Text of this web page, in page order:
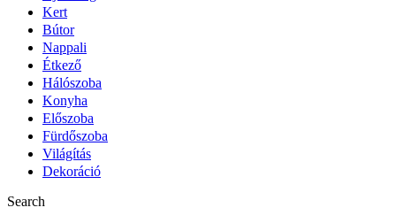
Kert
Bútor
Nappali
Étkező
Hálószoba
Konyha
Előszoba
Fürdőszoba
Világítás
Dekoráció
Search